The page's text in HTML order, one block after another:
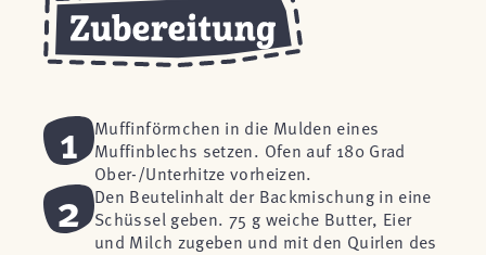
1
Muffinförmchen in die Mulden eines
Muffinblechs setzen. Ofen auf 180 Grad
Ober-/Unterhitze vorheizen.
2
Den Beutelinhalt der Backmischung in eine
Schüssel geben. 75 g weiche Butter, Eier
und Milch zugeben und mit den Quirlen des